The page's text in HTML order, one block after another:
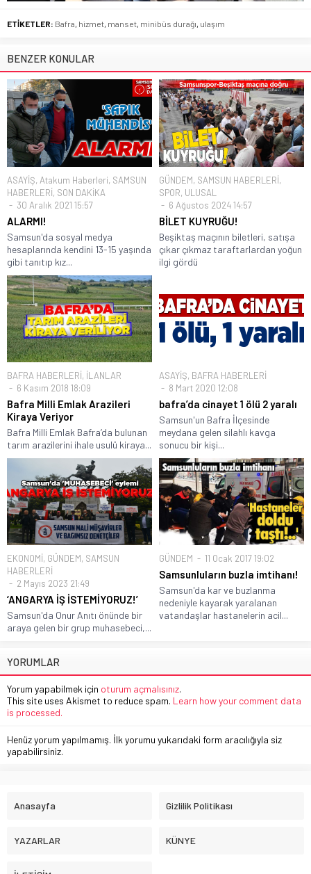
ETİKETLER: Bafra, hizmet, manset, minibüs durağı, ulaşım
BENZER KONULAR
ASAYİŞ, Atakum Haberleri, SAMSUN
HABERLERİ, SON DAKİKA
30 Aralık 2021 15:57
ALARMI!
Samsun'da sosyal medya
hesaplarında kendini 13-15 yaşında
gibi tanıtıp kız...
GÜNDEM, SAMSUN HABERLERİ,
SPOR, ULUSAL
6 Ağustos 2024 14:57
BİLET KUYRUĞU!
Beşiktaş maçının biletleri, satışa
çıkar çıkmaz taraftarlardan yoğun
ilgi gördü
BAFRA HABERLERİ, İLANLAR
6 Kasım 2018 18:09
Bafra Milli Emlak Arazileri
Kiraya Veriyor
Bafra Milli Emlak Bafra’da bulunan
tarım arazilerini ihale usulü kiraya...
ASAYİŞ, BAFRA HABERLERİ
8 Mart 2020 12:08
bafra’da cinayet 1 ölü 2 yaralı
Samsun'un Bafra İlçesinde
meydana gelen silahlı kavga
sonucu bir kişi...
EKONOMİ, GÜNDEM, SAMSUN
HABERLERİ
2 Mayıs 2023 21:49
‘ANGARYA İŞ İSTEMİYORUZ!’
Samsun'da Onur Anıtı önünde bir
araya gelen bir grup muhasebeci,...
GÜNDEM 11 Ocak 2017 19:02
Samsunluların buzla imtihanı!
Samsun'da kar ve buzlanma
nedeniyle kayarak yaralanan
vatandaşlar hastanelerin acil...
YORUMLAR
Yorum yapabilmek için oturum açmalısınız.
This site uses Akismet to reduce spam. Learn how your comment data
is processed.
Henüz yorum yapılmamış. İlk yorumu yukarıdaki form aracılığıyla siz
yapabilirsiniz.
Anasayfa Gizlilik Politikası
YAZARLAR KÜNYE